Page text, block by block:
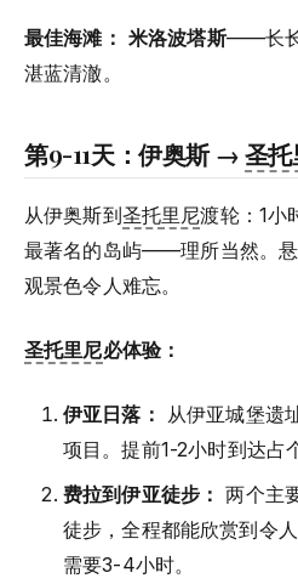
最佳海滩： 米洛波塔斯——长长
湛蓝清澈。
第9-11天：伊奥斯 →圣
从伊奥斯到圣托里尼渡轮：1小
最著名的岛屿——理所当然。
观景色令人难忘。
圣托里尼必体验：
伊亚日落： 从伊亚城堡遗
项目。提前1-2小时到达占
费拉到伊亚徒步： 两个主
徒步，全程都能欣赏到令
需要3-4小时。